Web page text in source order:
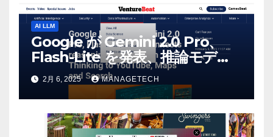
AI LLM
Google が Gemini 2.0 Pro、
Flash-Lite を発表、推論モデル
Flash Thinking を YouTube、
マップ、検索に接続 |
VentureBeat
2月 6, 2025 MANAGETECH